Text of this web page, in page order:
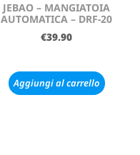
JEBAO – MANGIATOIA
AUTOMATICA – DRF-20
€39.90
Aggiungi al carrello